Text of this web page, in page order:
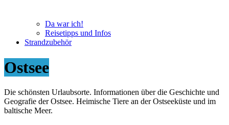
Da war ich!
Reisetipps und Infos
Strandzubehör
Ostsee
Die schönsten Urlaubsorte. Informationen über die Geschichte und
Geografie der Ostsee. Heimische Tiere an der Ostseeküste und im
baltische Meer.